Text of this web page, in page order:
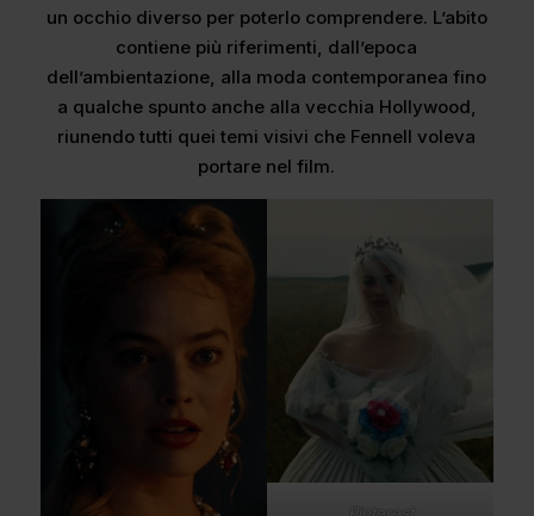
un occhio diverso per poterlo comprendere. L’abito
contiene più riferimenti, dall’epoca
dell’ambientazione, alla moda contemporanea fino
a qualche spunto anche alla vecchia Hollywood,
riunendo tutti quei temi visivi che Fennell voleva
portare nel film.